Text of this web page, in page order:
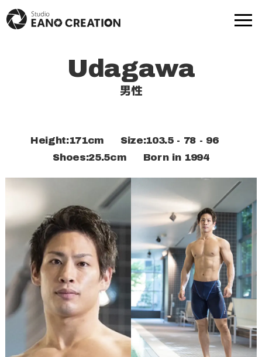
商品撮影 動画-映像制作
プロフ撮影 撮影実績
提携スタジオ一覧
Web制作
スタジオ概要 運営会社
オプション内容 よくある質問
お知らせ ブログ
Udagawa
男性
Height:171cm Size:103.5 - 78 - 96
Shoes:25.5cm Born in 1994